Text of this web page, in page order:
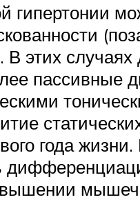
этих
пассивные
года